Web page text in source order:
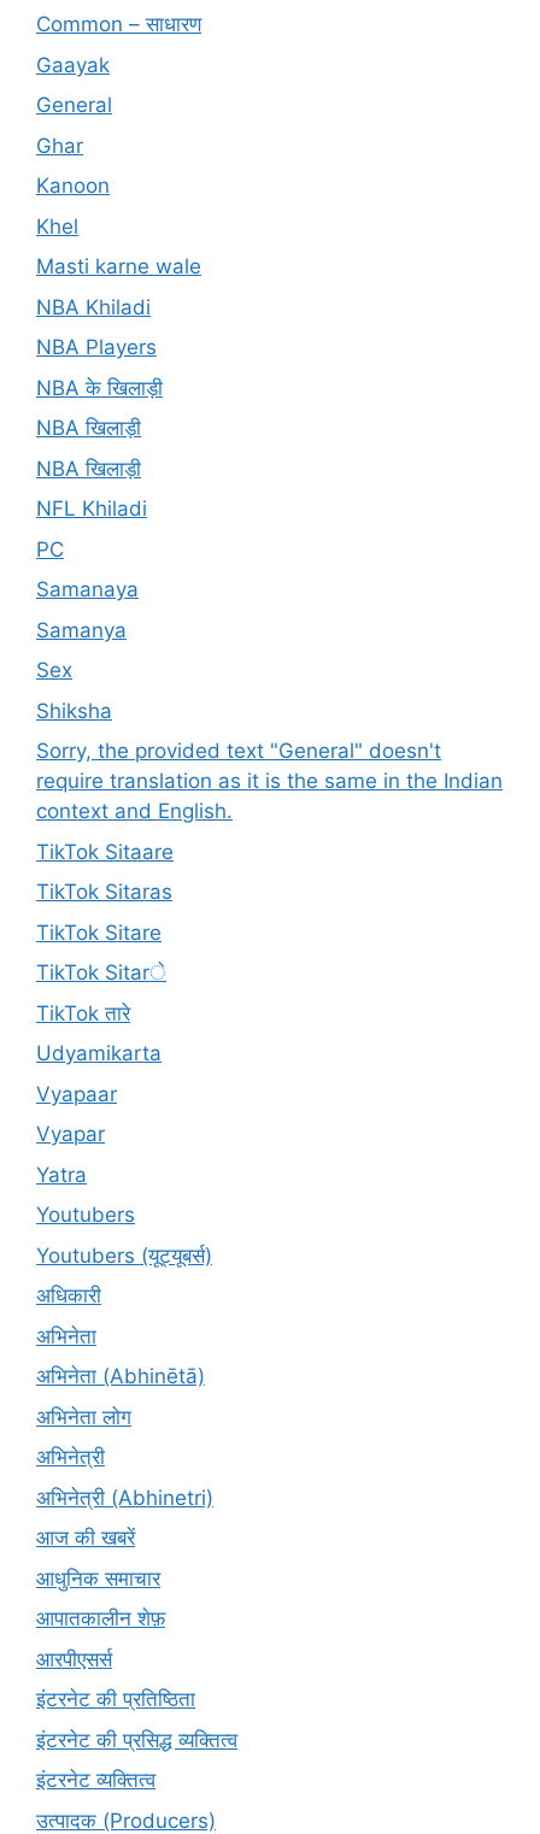
Common – साधारण
Gaayak
General
Ghar
Kanoon
Khel
Masti karne wale
NBA Khiladi
NBA Players
NBA के खिलाड़ी
NBA खिलाड़ी
NBA खिलाड़ी
NFL Khiladi
PC
Samanaya
Samanya
Sex
Shiksha
Sorry, the provided text "General" doesn't
require translation as it is the same in the Indian
context and English.
TikTok Sitaare
TikTok Sitaras
TikTok Sitare
TikTok Sitarे
TikTok तारे
Udyamikarta
Vyapaar
Vyapar
Yatra
Youtubers
Youtubers (यूट्यूबर्स)
अधिकारी
अभिनेता
अभिनेता (Abhinētā)
अभिनेता लोग
अभिनेत्री
अभिनेत्री (Abhinetri)
आज की खबरें
आधुनिक समाचार
आपातकालीन शेफ़
आरपीएसर्स
इंटरनेट की प्रतिष्ठिता
इंटरनेट की प्रसिद्ध व्यक्तित्व
इंटरनेट व्यक्तित्व
उत्पादक (Producers)